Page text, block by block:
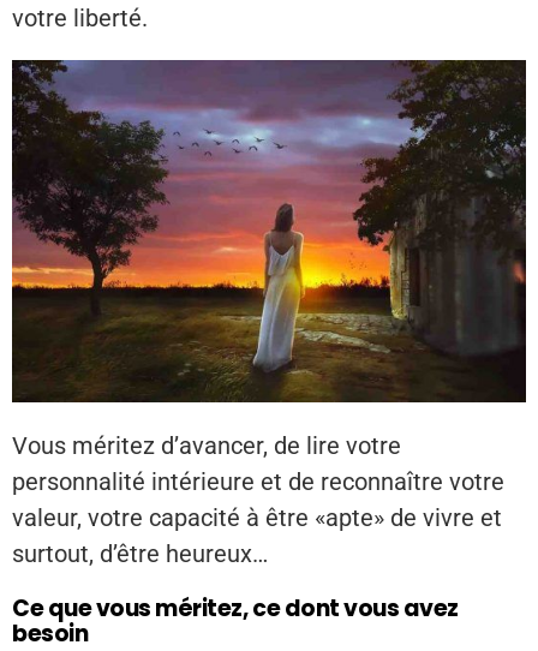
votre liberté.
Vous méritez d’avancer, de lire votre
personnalité intérieure et de reconnaître votre
valeur, votre capacité à être «apte» de vivre et
surtout, d’être heureux…
Ce que vous méritez, ce dont vous avez
besoin